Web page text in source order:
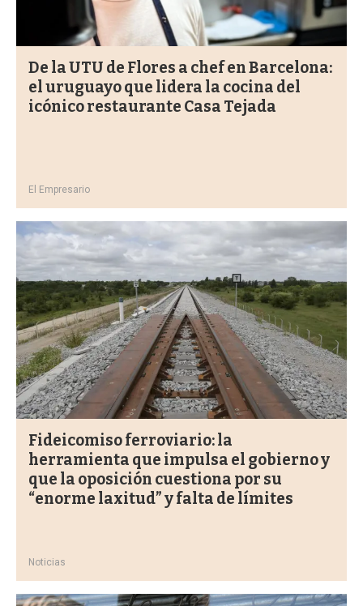
De la UTU de Flores a chef en Barcelona:
el uruguayo que lidera la cocina del
icónico restaurante Casa Tejada
El Empresario
Fideicomiso ferroviario: la
herramienta que impulsa el gobierno y
que la oposición cuestiona por su
“enorme laxitud” y falta de límites
Noticias